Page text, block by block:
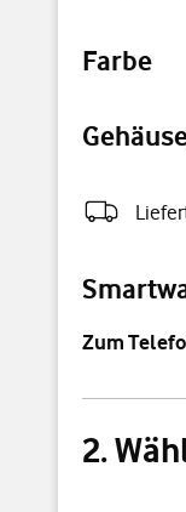
Farbe
Zum